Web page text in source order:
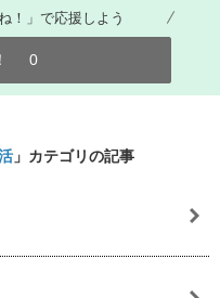
！」で応援しよう
0
」カテゴリの記事